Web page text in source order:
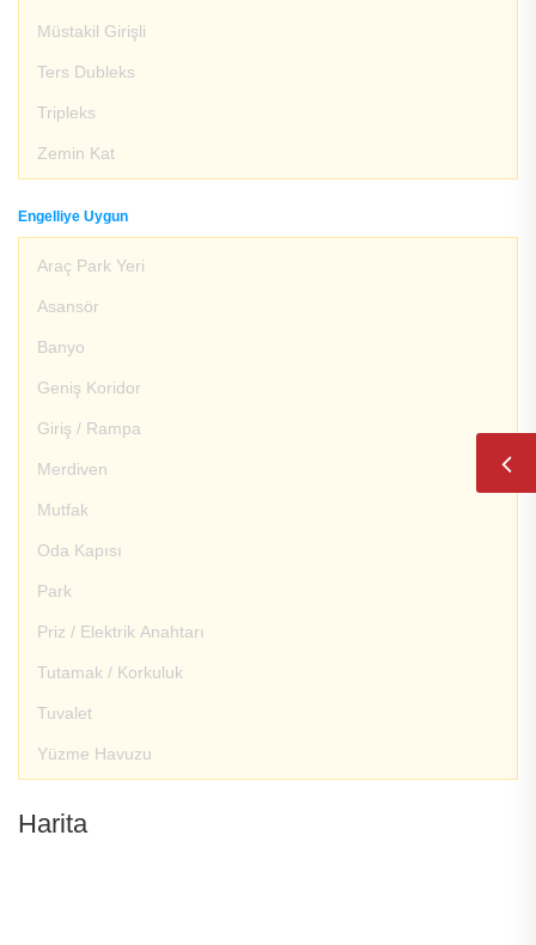
Müstakil Girişli
Ters Dubleks
Tripleks
Zemin Kat
Engelliye Uygun
Araç Park Yeri
Asansör
Banyo
Geniş Koridor
Giriş / Rampa
Merdiven
Mutfak
Oda Kapısı
Park
Priz / Elektrik Anahtarı
Tutamak / Korkuluk
Tuvalet
Yüzme Havuzu
Harita